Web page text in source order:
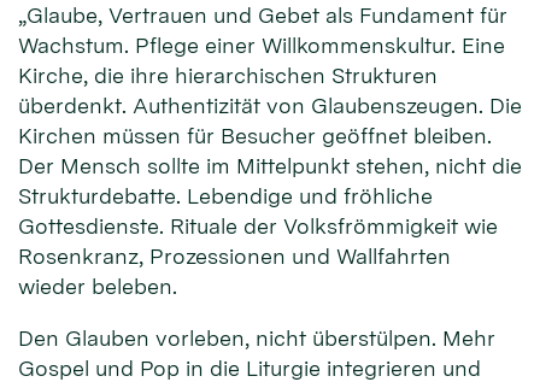
„Glaube, Vertrauen und Gebet als Fundament für
Wachstum. Pflege einer Willkommenskultur. Eine
Kirche, die ihre hierarchischen Strukturen
überdenkt. Authentizität von Glaubenszeugen. Die
Kirchen müssen für Besucher geöffnet bleiben.
Der Mensch sollte im Mittelpunkt stehen, nicht die
Strukturdebatte. Lebendige und fröhliche
Gottesdienste. Rituale der Volksfrömmigkeit wie
Rosenkranz, Prozessionen und Wallfahrten
wieder beleben.
Den Glauben vorleben, nicht überstülpen. Mehr
Gospel und Pop in die Liturgie integrieren und